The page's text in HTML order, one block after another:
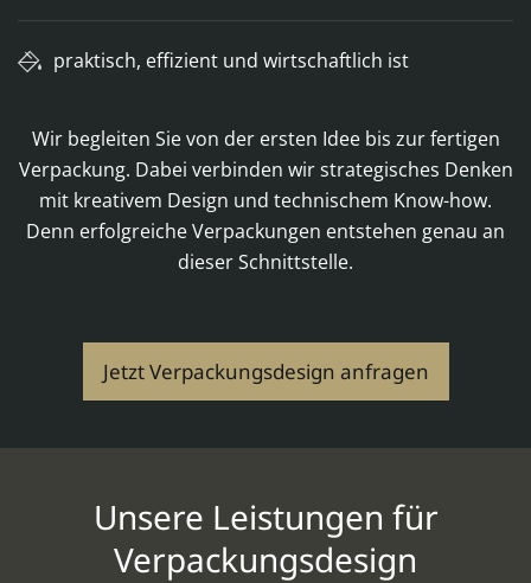
praktisch, effizient und wirtschaftlich ist
Wir begleiten Sie von der ersten Idee bis zur fertigen
Verpackung. Dabei verbinden wir strategisches Denken
mit kreativem Design und technischem Know-how.
Denn erfolgreiche Verpackungen entstehen genau an
dieser Schnittstelle.
Jetzt Verpackungsdesign anfragen
Unsere Leistungen für
Verpackungsdesign